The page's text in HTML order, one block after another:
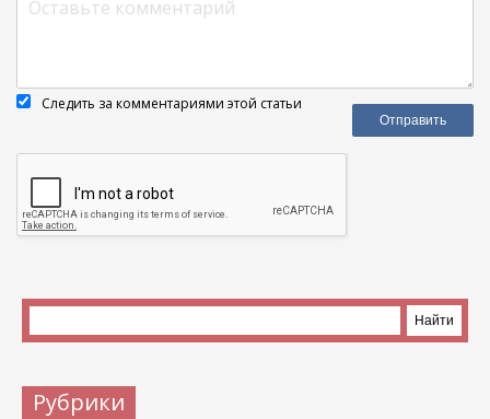
Следить за комментариями этой статьи
Рубрики